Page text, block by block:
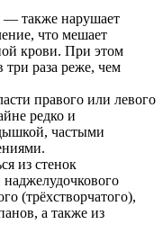
— также нарушает
что мешает
крови. При этом
три раза реже, чем
правого или левого
редко и
частыми
из стенок
(трёхстворчатого),
а также из